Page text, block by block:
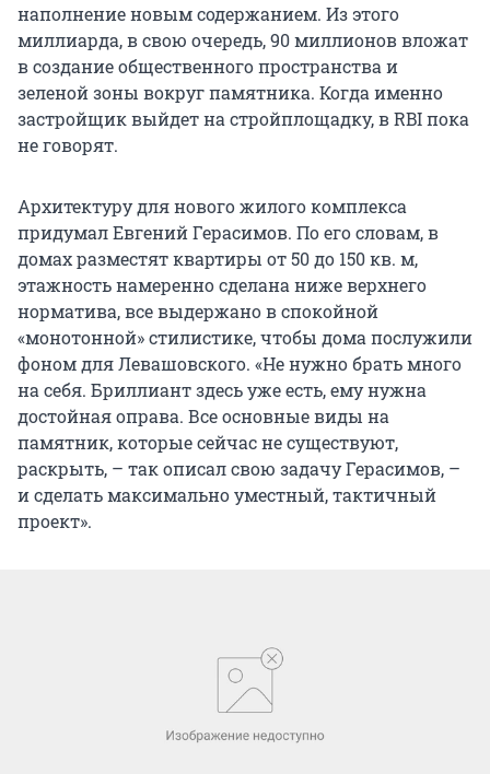
наполнение новым содержанием. Из этого
миллиарда, в свою очередь, 90 миллионов вложат
в создание общественного пространства и
зеленой зоны вокруг памятника. Когда именно
застройщик выйдет на стройплощадку, в RBI пока
не говорят.
Архитектуру для нового жилого комплекса
придумал Евгений Герасимов. По его словам, в
домах разместят квартиры от 50 до 150 кв. м,
этажность намеренно сделана ниже верхнего
норматива, все выдержано в спокойной
«монотонной» стилистике, чтобы дома послужили
фоном для Левашовского. «Не нужно брать много
на себя. Бриллиант здесь уже есть, ему нужна
достойная оправа. Все основные виды на
памятник, которые сейчас не существуют,
раскрыть, – так описал свою задачу Герасимов, –
и сделать максимально уместный, тактичный
проект».